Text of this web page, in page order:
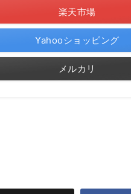
楽天市場
Yahooショッピング
メルカリ